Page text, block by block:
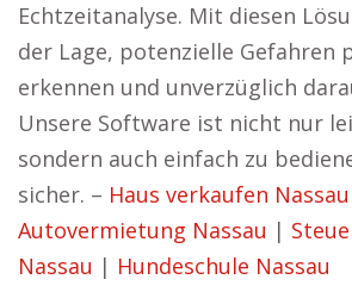
Echtzeitanalyse. Mit diesen
der Lage, potenzielle Gefahren
erkennen und unverzüglich
Unsere Software ist nicht nur
sondern auch einfach zu
sicher. – Haus verkaufen Nassau
Autovermietung Nassau |
Nassau | Hundeschule Nassau